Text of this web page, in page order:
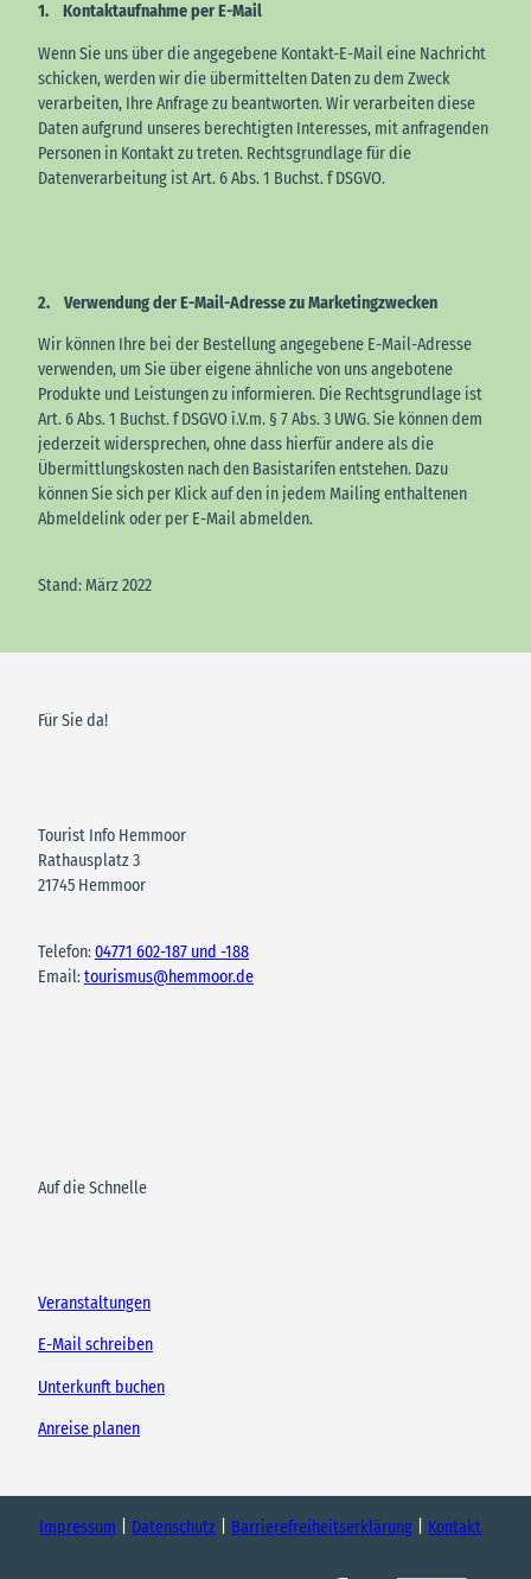
1. Kontaktaufnahme per E-Mail
Wenn Sie uns über die angegebene Kontakt-E-Mail eine Nachricht
schicken, werden wir die übermittelten Daten zu dem Zweck
verarbeiten, Ihre Anfrage zu beantworten. Wir verarbeiten diese
Daten aufgrund unseres berechtigten Interesses, mit anfragenden
Personen in Kontakt zu treten. Rechtsgrundlage für die
Datenverarbeitung ist Art. 6 Abs. 1 Buchst. f DSGVO.
2. Verwendung der E-Mail-Adresse zu Marketingzwecken
Wir können Ihre bei der Bestellung angegebene E-Mail-Adresse
verwenden, um Sie über eigene ähnliche von uns angebotene
Produkte und Leistungen zu informieren. Die Rechtsgrundlage ist
Art. 6 Abs. 1 Buchst. f DSGVO i.V.m. § 7 Abs. 3 UWG. Sie können dem
jederzeit widersprechen, ohne dass hierfür andere als die
Übermittlungskosten nach den Basistarifen entstehen. Dazu
können Sie sich per Klick auf den in jedem Mailing enthaltenen
Abmeldelink oder per E-Mail abmelden.
Stand: März 2022
Für Sie da!
Tourist Info Hemmoor
Rathausplatz 3
21745 Hemmoor
Telefon:04771 602-187 und -188
Email:tourismus@hemmoor.de
Auf die Schnelle
Veranstaltungen
E-Mail schreiben
Unterkunft buchen
Anreise planen
Impressum Datenschutz Barrierefreiheitserklärung Kontakt